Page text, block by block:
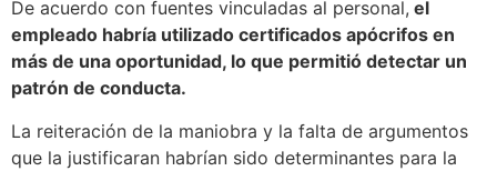
De acuerdo con fuentes vinculadas al personal, el
empleado habría utilizado certificados apócrifos en
más de una oportunidad, lo que permitió detectar un
patrón de conducta.
La reiteración de la maniobra y la falta de argumentos
que la justificaran habrían sido determinantes para la